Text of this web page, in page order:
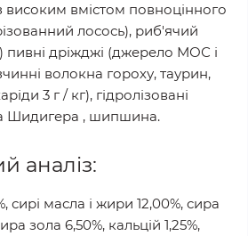
вмістом повноцінного
лосось), риб'ячий
пивні дріжджі (джерело МОС і
волокна гороху, таурин,
3 г / кг), гідролізовані
Шидигера , шипшина.
аналіз:
сирі масла і жири 12,00%, сира
зола 6,50%, кальцій 1,25%,